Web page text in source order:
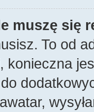
muszę się
To od
konieczna